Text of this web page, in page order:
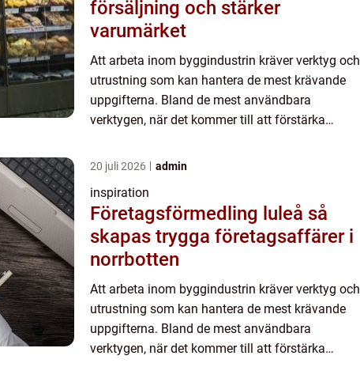
försäljning och stärker
varumärket
Att arbeta inom byggindustrin kräver verktyg och
utrustning som kan hantera de mest krävande
uppgifterna. Bland de mest användbara
verktygen, när det kommer till att förstärka
20 juli 2026 admin
inspiration
Företagsförmedling luleå så
skapas trygga företagsaffärer i
norrbotten
Att arbeta inom byggindustrin kräver verktyg och
utrustning som kan hantera de mest krävande
uppgifterna. Bland de mest användbara
verktygen, när det kommer till att förstärka